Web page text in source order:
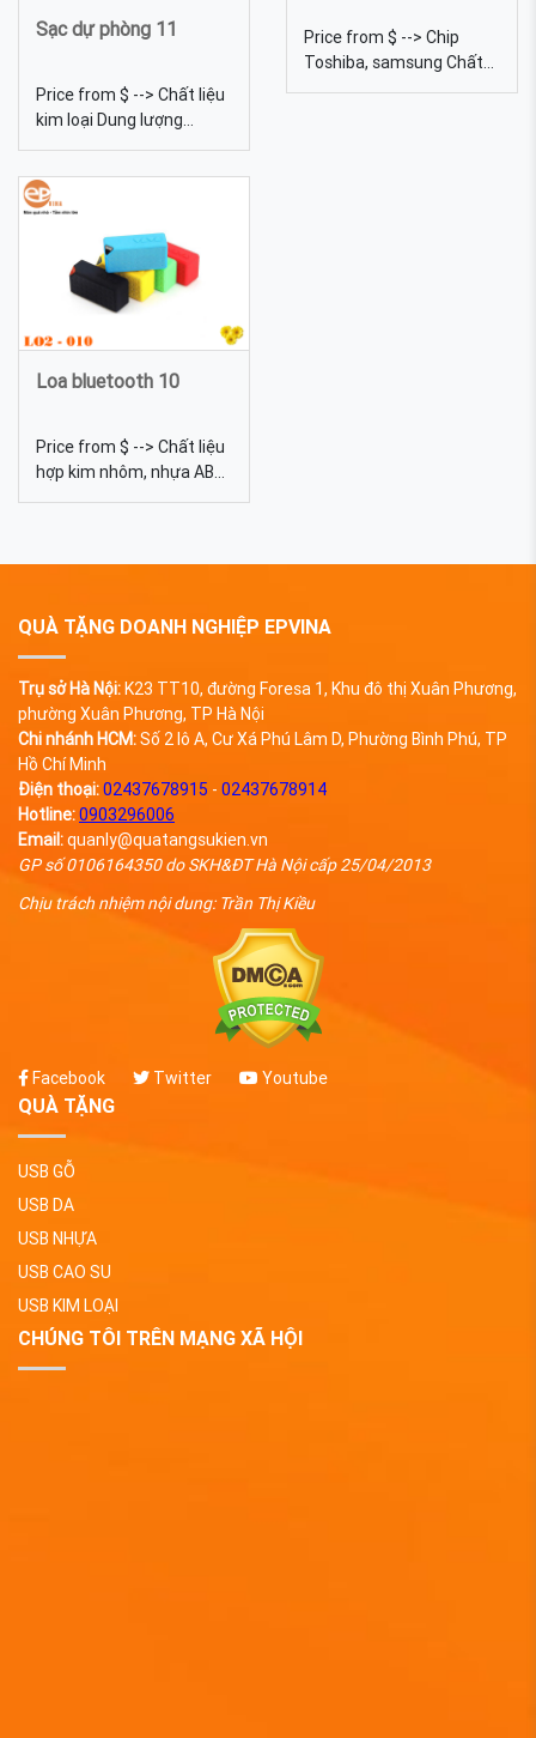
Sạc dự phòng 11
Price from $ --> Chất liệu
kim loại Dung lượng
4600mAh Kích thước
lượng 18g Màu sắc Đa
dạng, được tự chọn màu
sắc Quy cách In lưới, khắc
laser Sạc dự phòng 11 -
pin sạc dự phòng quà
tặng in logo theo yêu cầu.
Sạc dự phòng có vỏ làm
bằng kim loại. Có thể in
Price from $ --> Chip
Toshiba, samsung Chất
liệu Gỗ Dung lượng 4gb,
Loa bluetooth 10
Price from $ --> Chất liệu
hợp kim nhôm, nhựa ABS
Màu sắc Bạc,đỏ, xanh
QUÀ TẶNG DOANH NGHIỆP EPVINA
Trụ sở Hà Nội:K23 TT10, đường Foresa 1, Khu đô thị Xuân Phương,
phường Xuân Phương, TP Hà Nội
Chi nhánh HCM:Số 2 lô A, Cư Xá Phú Lâm D, Phường Bình Phú, TP
Hồ Chí Minh
Điện thoại:02437678915 - 02437678914
Hotline:0903296006
Email:quanly@quatangsukien.vn
GP số 0106164350 do SKH&ĐT Hà Nội cấp 25/04/2013
Chịu trách nhiệm nội dung: Trần Thị Kiều
Facebook Twitter Youtube
QUÀ TẶNG
USB GỖ
USB DA
USB NHỰA
USB CAO SU
USB KIM LOẠI
CHÚNG TÔI TRÊN MẠNG XÃ HỘI